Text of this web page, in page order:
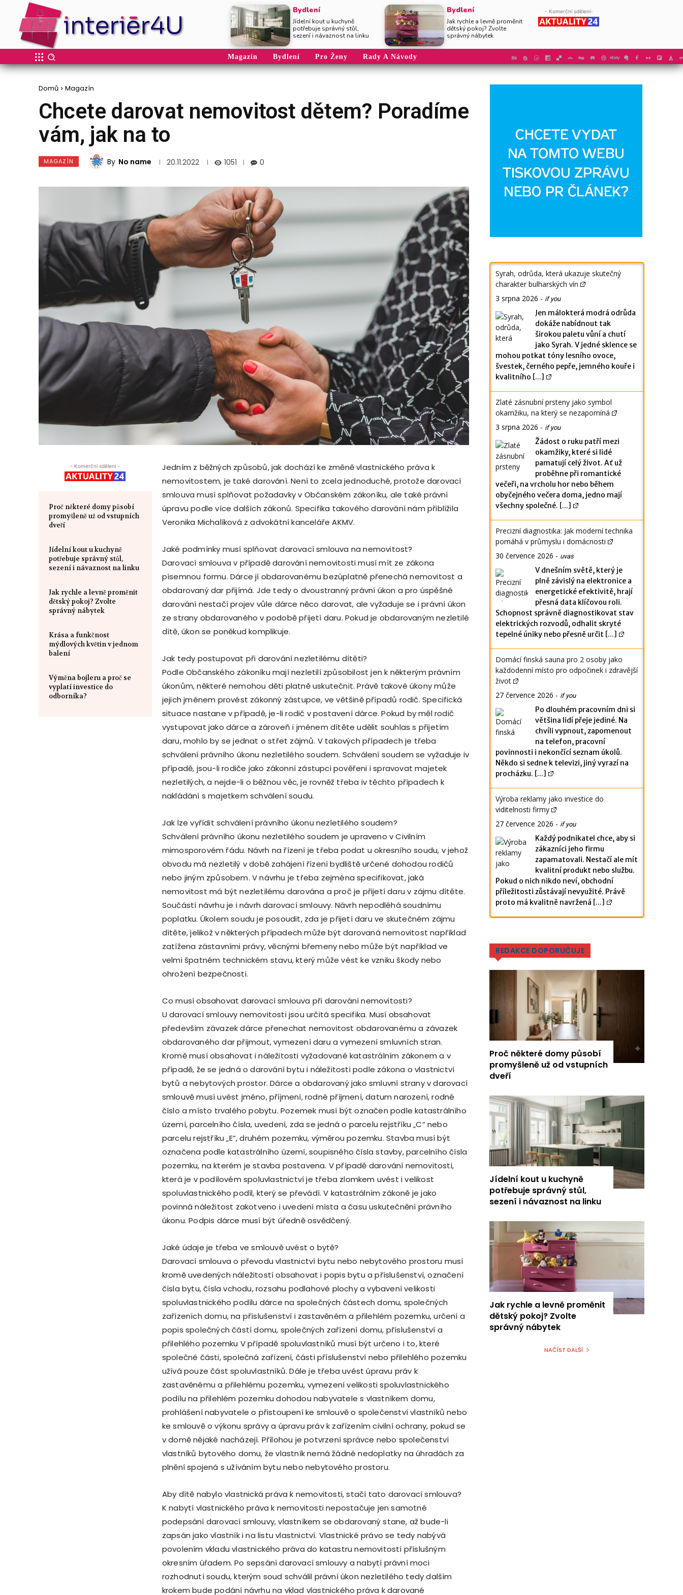
Bydlení
Jídelní kout u kuchyně
potřebuje správný stůl,
sezení i návaznost na linku
Bydlení
Jak rychle a levně proměnit
dětský pokoj? Zvolte
správný nábytek
- Komerční sdělení-
Magazín Bydlení Pro Ženy Rady A Návody
Domů Magazín
Chcete darovat nemovitost dětem? Poradíme
vám, jak na to
MAGAZÍN By No name 20.11.2022 1051 0
- Komerční sdělení -
Proč některé domy působí
promyšleně už od vstupních
dveří
Jídelní kout u kuchyně
potřebuje správný stůl,
sezení i návaznost na linku
Jak rychle a levně proměnit
dětský pokoj? Zvolte
správný nábytek
Krása a funkčnost
mýdlových květin v jednom
balení
Výměna bojleru a proč se
vyplatí investice do
odborníka?
Jedním z běžných způsobů, jak dochází ke změně vlastnického práva k
nemovitostem, je také darování. Není to zcela jednoduché, protože darovací
smlouva musí splňovat požadavky v Občanském zákoníku, ale také právní
úpravu podle více dalších zákonů. Specifika takového darování nám přiblížila
Veronika Michalíková z advokátní kanceláře AKMV.
Jaké podmínky musí splňovat darovací smlouva na nemovitost?
Darovací smlouva v případě darování nemovitosti musí mít ze zákona
písemnou formu. Dárce jí obdarovanému bezúplatně přenechá nemovitost a
obdarovaný dar přijímá. Jde tedy o dvoustranný právní úkon a pro úspěšné
darování nestačí projev vůle dárce něco darovat, ale vyžaduje se i právní úkon
ze strany obdarovaného v podobě přijetí daru. Pokud je obdarovaným nezletilé
dítě, úkon se poněkud komplikuje.
Jak tedy postupovat při darování nezletilému dítěti?
Podle Občanského zákoníku mají nezletilí způsobilost jen k některým právním
úkonům, některé nemohou děti platně uskutečnit. Právě takové úkony může
jejich jménem provést zákonný zástupce, ve většině případů rodič. Specifická
situace nastane v případě, je-li rodič v postavení dárce. Pokud by měl rodič
vystupovat jako dárce a zároveň i jménem dítěte udělit souhlas s přijetím
daru, mohlo by se jednat o střet zájmů. V takových případech je třeba
schválení právního úkonu nezletilého soudem. Schválení soudem se vyžaduje iv
případě, jsou-li rodiče jako zákonní zástupci pověřeni i spravovat majetek
nezletilých, a nejde-li o běžnou věc, je rovněž třeba iv těchto případech k
nakládání s majetkem schválení soudu.
Jak lze vyřídit schválení právního úkonu nezletilého soudem?
Schválení právního úkonu nezletilého soudem je upraveno v Civilním
mimosporovém řádu. Návrh na řízení je třeba podat u okresního soudu, v jehož
obvodu má nezletilý v době zahájení řízení bydliště určené dohodou rodičů
nebo jiným způsobem. V návrhu je třeba zejména specifikovat, jaká
nemovitost má být nezletilému darována a proč je přijetí daru v zájmu dítěte.
Součástí návrhu je i návrh darovací smlouvy. Návrh nepodléhá soudnímu
poplatku. Úkolem soudu je posoudit, zda je přijetí daru ve skutečném zájmu
dítěte, jelikož v některých případech může být darovaná nemovitost například
zatížena zástavními právy, věcnými břemeny nebo může být například ve
velmi špatném technickém stavu, který může vést ke vzniku škody nebo
ohrožení bezpečnosti.
Co musí obsahovat darovací smlouva při darování nemovitosti?
U darovací smlouvy nemovitosti jsou určitá specifika. Musí obsahovat
především závazek dárce přenechat nemovitost obdarovanému a závazek
obdarovaného dar přijmout, vymezení daru a vymezení smluvních stran.
Kromě musí obsahovat i náležitosti vyžadované katastrálním zákonem a v
případě, že se jedná o darování bytu i náležitosti podle zákona o vlastnictví
bytů a nebytových prostor. Dárce a obdarovaný jako smluvní strany v darovací
smlouvě musí uvést jméno, příjmení, rodné příjmení, datum narození, rodné
číslo a místo trvalého pobytu. Pozemek musí být označen podle katastrálního
území, parcelního čísla, uvedení, zda se jedná o parcelu rejstříku „C“ nebo
parcelu rejstříku „E“, druhém pozemku, výměrou pozemku. Stavba musí být
označena podle katastrálního území, soupisného čísla stavby, parcelního čísla
pozemku, na kterém je stavba postavena. V případě darování nemovitosti,
která je v podílovém spoluvlastnictví je třeba zlomkem uvést i velikost
spoluvlastnického podíl, který se převádí. V katastrálním zákoně je jako
povinná náležitost zakotveno i uvedení místa a času uskutečnění právního
úkonu. Podpis dárce musí být úředně osvědčený.
Jaké údaje je třeba ve smlouvě uvést o bytě?
Darovací smlouva o převodu vlastnictví bytu nebo nebytového prostoru musí
kromě uvedených náležitostí obsahovat i popis bytu a příslušenství, označení
čísla bytu, čísla vchodu, rozsahu podlahové plochy a vybavení velikosti
spoluvlastnického podílu dárce na společných částech domu, společných
zařízeních domu, na příslušenství i zastavěném a přilehlém pozemku, určení a
popis společných částí domu, společných zařízení domu, příslušenství a
přilehlého pozemku V případě spoluvlastníků musí být určeno i to, které
společné části, společná zařízení, části příslušenství nebo přilehlého pozemku
užívá pouze část spoluvlastníků. Dále je třeba uvést úpravu práv k
zastavěnému a přilehlému pozemku, vymezení velikosti spoluvlastnického
podílu na přilehlém pozemku dohodou nabyvatele s vlastníkem domu,
prohlášení nabyvatele o přistoupení ke smlouvě o společenství vlastníků nebo
ke smlouvě o výkonu správy a úpravu práv k zařízením civilní ochrany, pokud se
v domě nějaké nacházejí. Přílohou je potvrzení správce nebo společenství
vlastníků bytového domu, že vlastník nemá žádné nedoplatky na úhradách za
plnění spojená s užíváním bytu nebo nebytového prostoru.
Aby dítě nabylo vlastnická práva k nemovitosti, stačí tato darovací smlouva?
K nabytí vlastnického práva k nemovitosti nepostačuje jen samotné
podepsání darovací smlouvy, vlastníkem se obdarovaný stane, až bude-li
zapsán jako vlastník i na listu vlastnictví. Vlastnické právo se tedy nabývá
povolením vkladu vlastnického práva do katastru nemovitostí příslušným
okresním úřadem. Po sepsání darovací smlouvy a nabytí právní moci
rozhodnutí soudu, kterým soud schválil právní úkon nezletilého tedy dalším
krokem bude podání návrhu na vklad vlastnického práva k darované
Syrah, odrůda, která ukazuje skutečný
charakter bulharských vín
3 srpna 2026 - if you
Jen málokterá modrá odrůda
dokáže nabídnout tak
širokou paletu vůní a chutí
jako Syrah. V jedné sklence se
mohou potkat tóny lesního ovoce,
švestek, černého pepře, jemného kouře i
kvalitního [...]
Zlaté zásnubní prsteny jako symbol
okamžiku, na který se nezapomíná
3 srpna 2026 - if you
Žádost o ruku patří mezi
okamžiky, které si lidé
pamatují celý život. Ať už
proběhne při romantické
večeři, na vrcholu hor nebo během
obyčejného večera doma, jedno mají
všechny společné. [...]
Precizní diagnostika: Jak moderní technika
pomáhá v průmyslu i domácnosti
30 července 2026 - uvas
V dnešním světě, který je
plně závislý na elektronice a
energetické efektivitě, hrají
přesná data klíčovou roli.
Schopnost správně diagnostikovat stav
elektrických rozvodů, odhalit skryté
tepelné úniky nebo přesně určit [...]
Domácí finská sauna pro 2 osoby jako
každodenní místo pro odpočinek i zdravější
život
27 července 2026 - if you
Po dlouhém pracovním dni si
většina lidí přeje jediné. Na
chvíli vypnout, zapomenout
na telefon, pracovní
povinnosti i nekončící seznam úkolů.
Někdo si sedne k televizi, jiný vyrazí na
procházku. [...]
Výroba reklamy jako investice do
viditelnosti firmy
27 července 2026 - if you
Každý podnikatel chce, aby si
zákazníci jeho firmu
zapamatovali. Nestačí ale mít
kvalitní produkt nebo službu.
Pokud o nich nikdo neví, obchodní
příležitosti zůstávají nevyužité. Právě
proto má kvalitně navržená [...]
REDAKCE DOPORUČUJE
Proč některé domy působí
promyšleně už od vstupních
dveří
Jídelní kout u kuchyně
potřebuje správný stůl,
sezení i návaznost na linku
Jak rychle a levně proměnit
dětský pokoj? Zvolte
správný nábytek
NAČÍST DALŠÍ